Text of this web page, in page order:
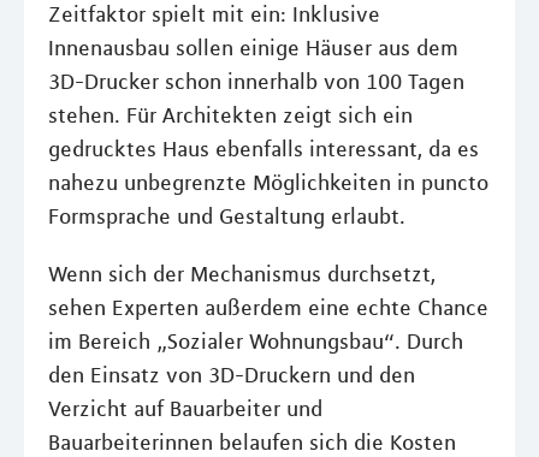
Zeitfaktor spielt mit ein: Inklusive
Innenausbau sollen einige Häuser aus dem
3D-Drucker schon innerhalb von 100 Tagen
stehen. Für Architekten zeigt sich ein
gedrucktes Haus ebenfalls interessant, da es
nahezu unbegrenzte Möglichkeiten in puncto
Formsprache und Gestaltung erlaubt.
Wenn sich der Mechanismus durchsetzt,
sehen Experten außerdem eine echte Chance
im Bereich „Sozialer Wohnungsbau“. Durch
den Einsatz von 3D-Druckern und den
Verzicht auf Bauarbeiter und
Bauarbeiterinnen belaufen sich die Kosten